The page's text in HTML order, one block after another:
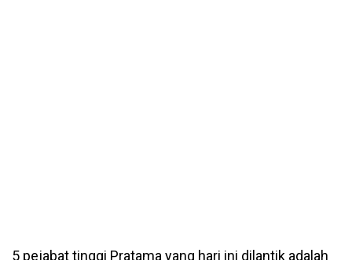
5 pejabat tinggi Pratama yang hari ini dilantik adalah